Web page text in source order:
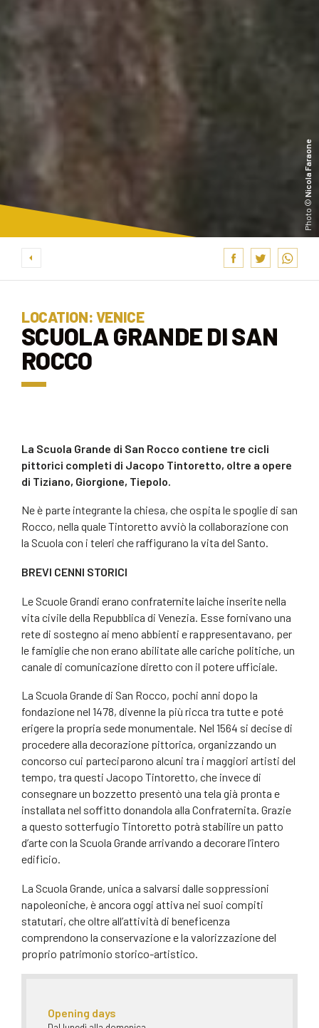
Photo ©
Nicola Faraone
LOCATION: VENICE
SCUOLA GRANDE DI SAN
ROCCO
La Scuola Grande di San Rocco contiene tre cicli
pittorici completi di Jacopo Tintoretto, oltre a opere
di Tiziano, Giorgione, Tiepolo.
Ne è parte integrante la chiesa, che ospita le spoglie di san
Rocco, nella quale Tintoretto avviò la collaborazione con
la Scuola con i teleri che raffigurano la vita del Santo.
BREVI CENNI STORICI
Le Scuole Grandi erano confraternite laiche inserite nella
vita civile della Repubblica di Venezia. Esse fornivano una
rete di sostegno ai meno abbienti e rappresentavano, per
le famiglie che non erano abilitate alle cariche politiche, un
canale di comunicazione diretto con il potere ufficiale.
La Scuola Grande di San Rocco, pochi anni dopo la
fondazione nel 1478, divenne la più ricca tra tutte e poté
erigere la propria sede monumentale. Nel 1564 si decise di
procedere alla decorazione pittorica, organizzando un
concorso cui parteciparono alcuni tra i maggiori artisti del
tempo, tra questi Jacopo Tintoretto, che invece di
consegnare un bozzetto presentò una tela già pronta e
installata nel soffitto donandola alla Confraternita. Grazie
a questo sotterfugio Tintoretto potrà stabilire un patto
d’arte con la Scuola Grande arrivando a decorare l’intero
edificio.
La Scuola Grande, unica a salvarsi dalle soppressioni
napoleoniche, è ancora oggi attiva nei suoi compiti
statutari, che oltre all’attività di beneficenza
comprendono la conservazione e la valorizzazione del
proprio patrimonio storico-artistico.
Opening days